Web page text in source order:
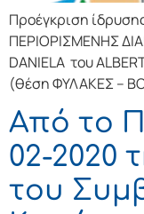
Προέγκριση
ΠΕΡΙΟΡΙΣΜΕΝΗΣ
DANIELA του
(θέση ΦΥΛΑΚΕΣ –
Από το
02-2020
του